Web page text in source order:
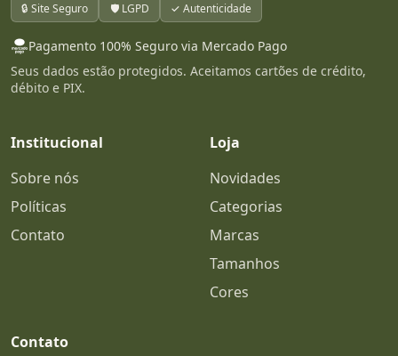
🔒 Site Seguro 🛡️ LGPD ✓ Autenticidade
Pagamento 100% Seguro via Mercado Pago
Seus dados estão protegidos. Aceitamos cartões de crédito,
débito e PIX.
Institucional
Sobre nós
Políticas
Contato
Loja
Novidades
Categorias
Marcas
Tamanhos
Cores
Contato